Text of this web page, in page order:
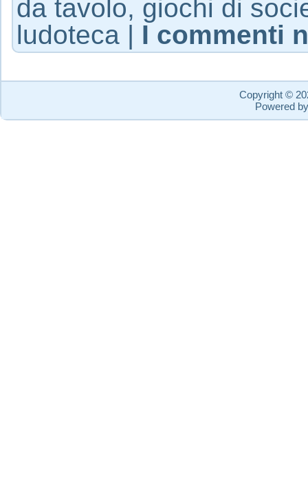
da tavolo, giochi di
ludoteca | I commenti
Copyright ©
Powered